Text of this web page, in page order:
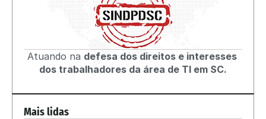
Atuando na defesa dos direitos e interesses
dos trabalhadores da área de TI em SC.
Mais lidas